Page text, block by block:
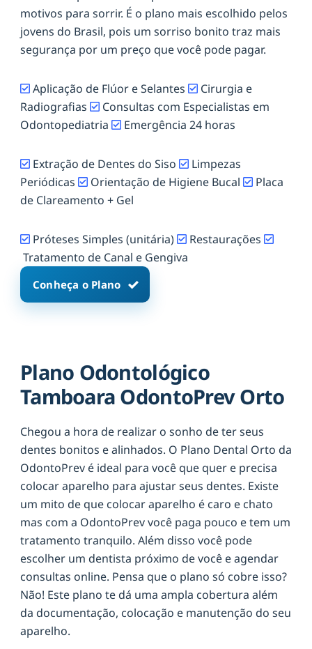
motivos para sorrir. É o plano mais escolhido pelos
jovens do Brasil, pois um sorriso bonito traz mais
segurança por um preço que você pode pagar.
Aplicação de Flúor e Selantes
Cirurgia e
Radiografias
Consultas com Especialistas em
Odontopediatria
Emergência 24 horas
Extração de Dentes do Siso
Limpezas
Periódicas
Orientação de Higiene Bucal
Placa
de Clareamento + Gel
Próteses Simples (unitária)
Restaurações
Tratamento de Canal e Gengiva
Conheça o Plano
Plano Odontológico
Tamboara OdontoPrev Orto
Chegou a hora de realizar o sonho de ter seus
dentes bonitos e alinhados. O Plano Dental Orto da
OdontoPrev é ideal para você que quer e precisa
colocar aparelho para ajustar seus dentes. Existe
um mito de que colocar aparelho é caro e chato
mas com a OdontoPrev você paga pouco e tem um
tratamento tranquilo. Além disso você pode
escolher um dentista próximo de você e agendar
consultas online. Pensa que o plano só cobre isso?
Não! Este plano te dá uma ampla cobertura além
da documentação, colocação e manutenção do seu
aparelho.